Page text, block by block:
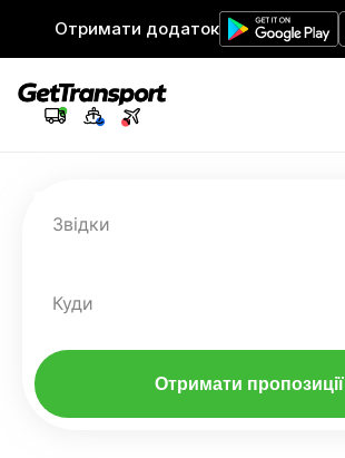
Отримати додаток
Звідки
Куди
Отримати пропозиції